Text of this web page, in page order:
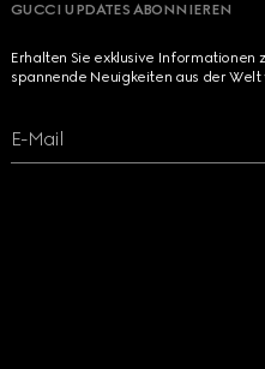
GUCCI UPDATES ABONNIEREN
Erhalten Sie exklusive
spannende Neuigkeiten aus der Welt
E-Mail